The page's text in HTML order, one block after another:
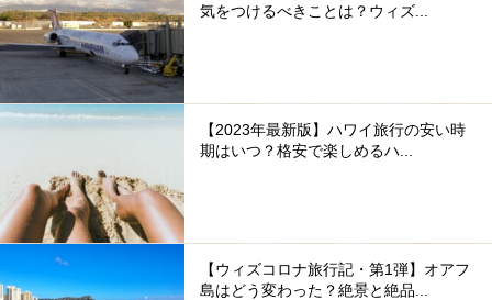
気をつけるべきことは？ウィズ...
【2023年最新版】ハワイ旅行の安い時
期はいつ？格安で楽しめるハ...
【ウィズコロナ旅行記・第1弾】オアフ
島はどう変わった？絶景と絶品...